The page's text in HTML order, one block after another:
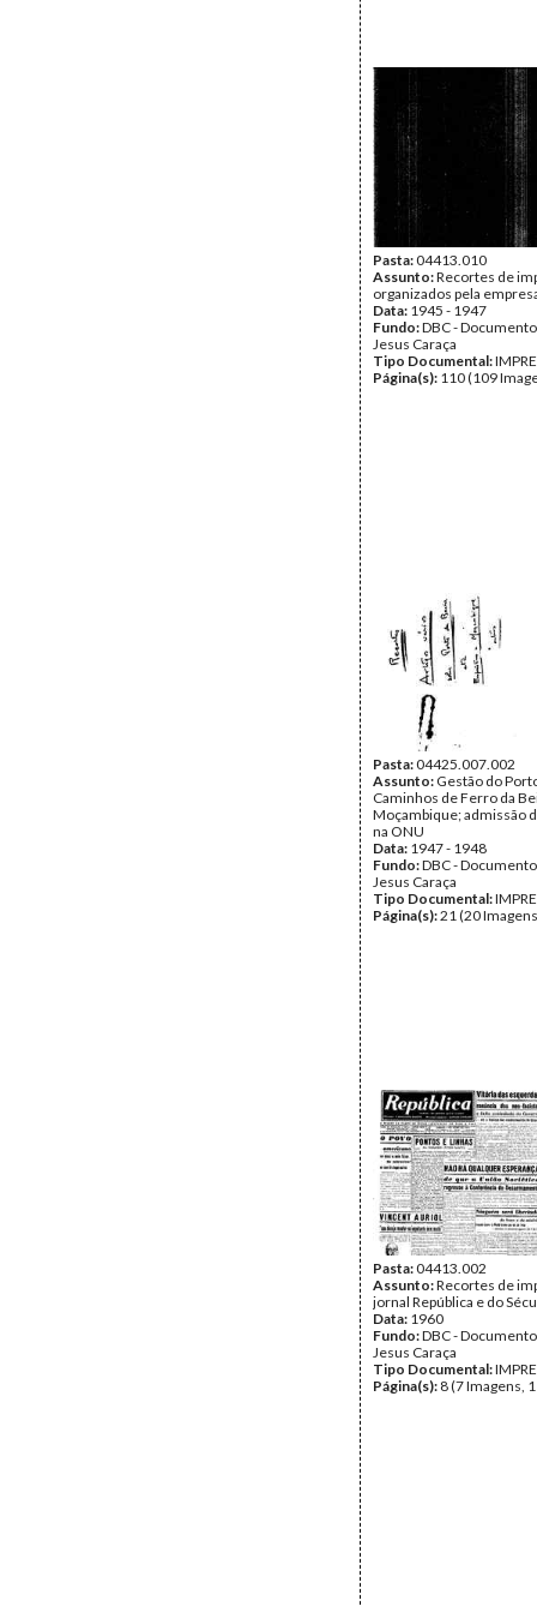
Pasta:04413.010
Assunto:Recortes de
organizados pela
Data: 1945 - 1947
Fundo:DBC -
Jesus Caraça
Tipo Documental:
Página(s): 110 (109
Pasta:04425.007.002
Assunto: Gestão do
Caminhos de Ferro da
Moçambique; admissão
na ONU
Data: 1947 - 1948
Fundo:DBC -
Jesus Caraça
Tipo Documental:
Página(s):21 (20
Pasta:04413.002
Assunto:Recortes de
jornal República e do
Data: 1960
Fundo:DBC -
Jesus Caraça
Tipo Documental:
Página(s): 8 (7 Imagens,